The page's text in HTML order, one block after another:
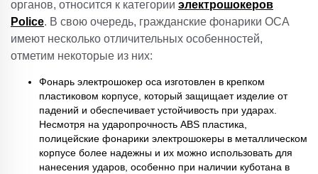
органов, относится к категории электрошокеров
Police. В свою очередь, гражданские фонарики ОСА
имеют несколько отличительных особенностей,
отметим некоторые из них:
Фонарь электрошокер оса изготовлен в крепком
пластиковом корпусе, который защищает изделие от
падений и обеспечивает устойчивость при ударах.
Несмотря на ударопрочность ABS пластика,
полицейские фонарики электрошокеры в металлическом
корпусе более надежны и их можно использовать для
нанесения ударов, особенно при наличии куботана в